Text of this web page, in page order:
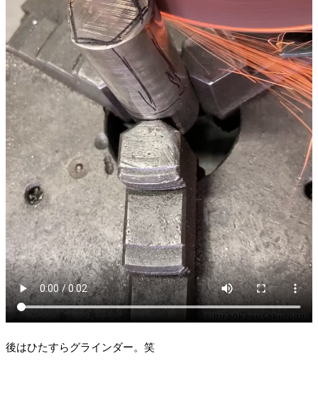
後はひたすらグラインダー。笑